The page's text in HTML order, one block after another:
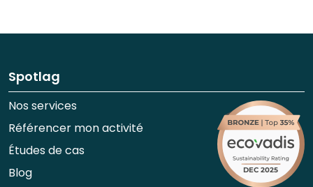
Spotlag
Nos services
Référencer mon activité
Études de cas
Blog